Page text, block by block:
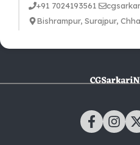
+91 7024193561
Bishrampur, Surajpur,